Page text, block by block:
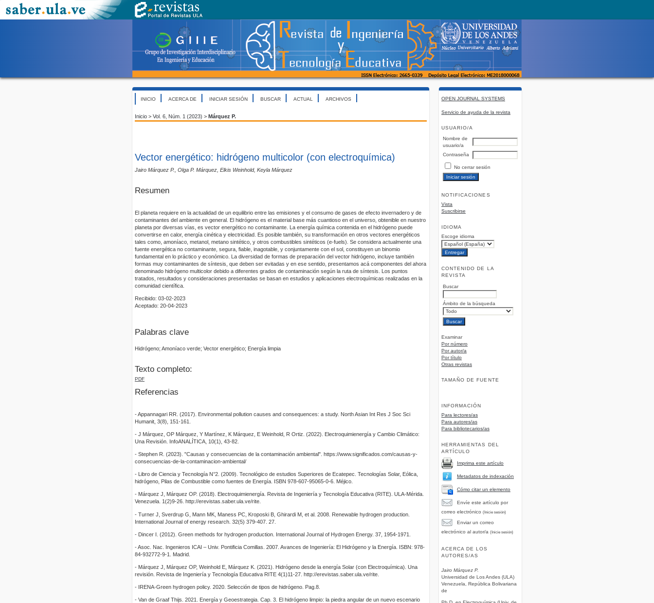
OPEN JOURNAL SYSTEMS
Servicio de ayuda de la revista
USUARIO/A
Nombre de
usuario/a
Contraseña
No cerrar sesión
NOTIFICACIONES
Vista
Suscribirse
IDIOMA
Escoge idioma
CONTENIDO DE LA
REVISTA
Buscar
Ámbito de la búsqueda
Examinar
Por número
Por autor/a
Por título
Otras revistas
TAMAÑO DE FUENTE
INFORMACIÓN
Para lectores/as
Para autores/as
Para bibliotecarios/as
HERRAMIENTAS DEL
ARTÍCULO
Imprima este artículo
Metadatos de indexación
Cómo citar un elemento
Envíe este artículo por
correo electrónico (Inicie sesión)
Enviar un correo
electrónico al autor/a (Inicie sesión)
ACERCA DE LOS
AUTORES/AS
Jairo Márquez P.
Universidad de Los Andes (ULA)
Venezuela, República Bolivariana
de
INICIO ACERCA DE INICIAR SESIÓN BUSCAR ACTUAL ARCHIVOS
Inicio > Vol. 6, Núm. 1 (2023) > Márquez P.
Vector energético: hidrógeno multicolor (con electroquímica)
Jairo Márquez P., Olga P. Márquez, Elkis Weinhold, Keyla Márquez
Resumen
El planeta requiere en la actualidad de un equilibrio entre las emisiones y el consumo de gases de efecto invernadero y de
contaminantes del ambiente en general. El hidrógeno es el material base más cuantioso en el universo, obtenible en nuestro
planeta por diversas vías, es vector energético no contaminante. La energía química contenida en el hidrógeno puede
convertirse en calor, energía cinética y electricidad. Es posible también, su transformación en otros vectores energéticos
tales como, amoníaco, metanol, metano sintético, y otros combustibles sintéticos (e-fuels). Se considera actualmente una
fuente energética no contaminante, segura, fiable, inagotable, y conjuntamente con el sol, constituyen un binomio
fundamental en lo práctico y económico. La diversidad de formas de preparación del vector hidrógeno, incluye también
formas muy contaminantes de síntesis, que deben ser evitadas y en ese sentido, presentamos acá componentes del ahora
denominado hidrógeno multicolor debido a diferentes grados de contaminación según la ruta de síntesis. Los puntos
tratados, resultados y consideraciones presentadas se basan en estudios y aplicaciones electroquímicas realizadas en la
comunidad científica.
Recibido: 03-02-2023
Aceptado: 20-04-2023
Palabras clave
Hidrógeno; Amoníaco verde; Vector energético; Energía limpia
Texto completo:
PDF
Referencias
- Appannagari RR. (2017). Environmental pollution causes and consequences: a study. North Asian Int Res J Soc Sci
Humanit, 3(8), 151-161.
- J Márquez, OP Márquez, Y Martínez, K Márquez, E Weinhold, R Ortiz. (2022). Electroquimienergía y Cambio Climático:
Una Revisión. InfoANALÍTICA, 10(1), 43-82.
- Stephen R. (2023). "Causas y consecuencias de la contaminación ambiental". https://www.significados.com/causas-y-
consecuencias-de-la-contaminacion-ambiental/
- Libro de Ciencia y Tecnología N°2. (2009). Tecnológico de estudios Superiores de Ecatepec. Tecnologías Solar, Eólica,
hidrógeno, Pilas de Combustible como fuentes de Energía. ISBN 978-607-95065-0-6. Méjico.
- Márquez J, Márquez OP. (2018). Electroquimienergía. Revista de Ingeniería y Tecnología Educativa (RITE). ULA-Mérida.
Venezuela. 1(2)9-26. http://erevistas.saber.ula.ve/rite.
- Turner J, Sverdrup G, Mann MK, Maness PC, Kroposki B, Ghirardi M, et al. 2008. Renewable hydrogen production.
International Journal of energy research. 32(5) 379-407. 27.
- Dincer I. (2012). Green methods for hydrogen production. International Journal of Hydrogen Energy. 37, 1954-1971.
- Asoc. Nac. Ingenieros ICAI – Univ. Pontificia Comillas. 2007. Avances de Ingeniería: El Hidrógeno y la Energía. ISBN: 978-
84-932772-9-1. Madrid.
- Márquez J, Márquez OP, Weinhold E, Márquez K. (2021). Hidrógeno desde la energía Solar (con Electroquímica). Una
revisión. Revista de Ingeniería y Tecnología Educativa RITE 4(1)11-27. http://erevistas.saber.ula.ve/rite.
- IRENA-Green hydrogen policy. 2020. Selección de tipos de hidrógeno. Pag.8.
- Van de Graaf Thijs. 2021. Energía y Geoestrategia. Cap. 3. El hidrógeno limpio: la piedra angular de un nuevo escenario